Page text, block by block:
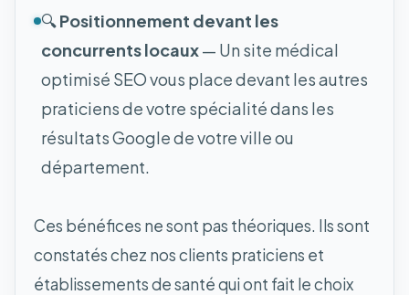
🔍Positionnement devant les
concurrents locaux— Un site médical
optimisé SEO vous place devant les autres
praticiens de votre spécialité dans les
résultats Google de votre ville ou
département.
Ces bénéfices ne sont pas théoriques. Ils sont
constatés chez nos clients praticiens et
établissements de santé qui ont fait le choix